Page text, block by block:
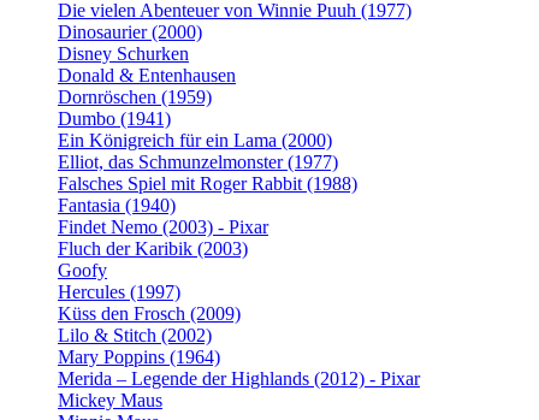
Die vielen Abenteuer von Winnie Puuh (1977)
Dinosaurier (2000)
Disney Schurken
Donald & Entenhausen
Dornröschen (1959)
Dumbo (1941)
Ein Königreich für ein Lama (2000)
Elliot, das Schmunzelmonster (1977)
Falsches Spiel mit Roger Rabbit (1988)
Fantasia (1940)
Findet Nemo (2003) - Pixar
Fluch der Karibik (2003)
Goofy
Hercules (1997)
Küss den Frosch (2009)
Lilo & Stitch (2002)
Mary Poppins (1964)
Merida – Legende der Highlands (2012) - Pixar
Mickey Maus